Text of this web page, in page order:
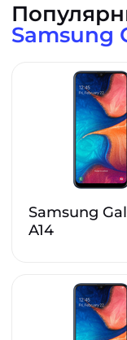
Samsung
Samsung
A14